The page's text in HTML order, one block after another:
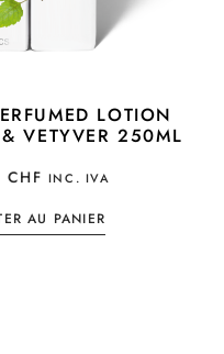
LOTION
VETYVER 250ML
CHF INC. IVA
AU PANIER